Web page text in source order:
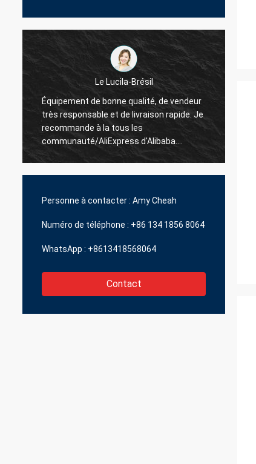
La Hamadivo-France
Le best-seller, la bonne transaction et le
délai de livraison rapide
Personne à contacter : Amy Cheah
Numéro de téléphone : +86 134 1856 8064
WhatsApp : +8613418568064
Contact